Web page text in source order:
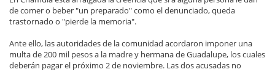
de comer o beber "un preparado" como el denunciado, queda
trastornado o "pierde la memoria".
Ante ello, las autoridades de la comunidad acordaron imponer una
multa de 200 mil pesos a la madre y hermana de Guadalupe, los cuales
deberán pagar el próximo 2 de noviembre. Las dos acusadas no